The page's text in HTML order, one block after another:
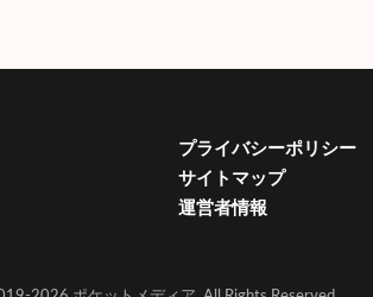
プライバシーポリシー
サイトマップ
運営者情報